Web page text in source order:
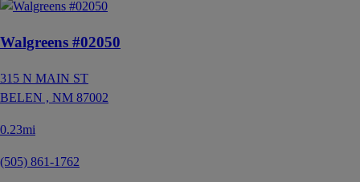
Walgreens #02050
315 N MAIN ST
BELEN , NM 87002
0.23mi
(505) 861-1762